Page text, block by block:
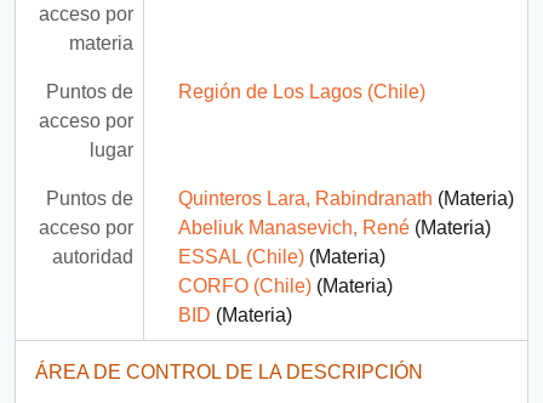
acceso por
materia
Puntos de
acceso por
lugar
Región de Los Lagos (Chile)
Puntos de
acceso por
autoridad
Quinteros Lara, Rabindranath (Materia)
Abeliuk Manasevich, René(Materia)
ESSAL (Chile)(Materia)
CORFO (Chile)(Materia)
BID (Materia)
ÁREA DE CONTROL DE LA DESCRIPCIÓN